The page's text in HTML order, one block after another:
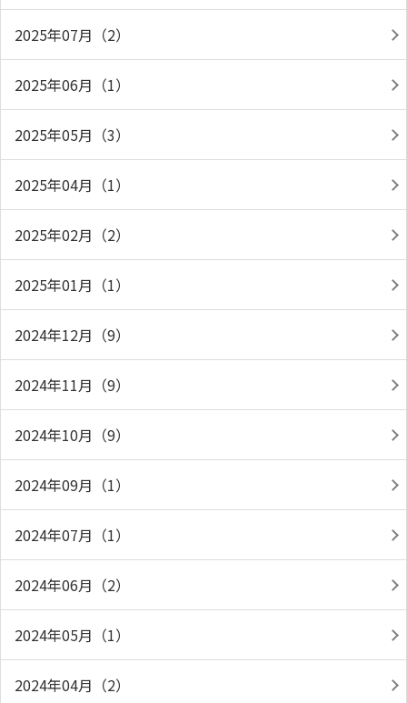
2025年07月（2）
2025年06月（1）
2025年05月（3）
2025年04月（1）
2025年02月（2）
2025年01月（1）
2024年12月（9）
2024年11月（9）
2024年10月（9）
2024年09月（1）
2024年07月（1）
2024年06月（2）
2024年05月（1）
2024年04月（2）